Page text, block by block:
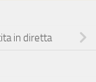
in diretta